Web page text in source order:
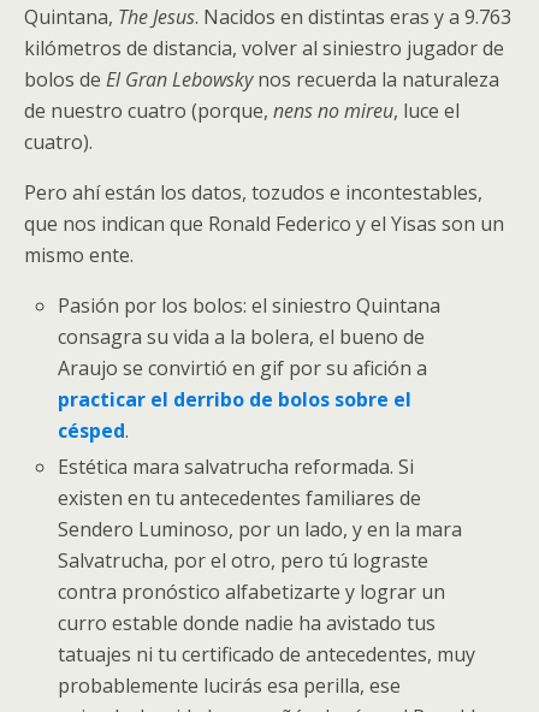
Quintana, The Jesus. Nacidos en distintas eras y a 9.763
kilómetros de distancia, volver al siniestro jugador de
bolos de El Gran Lebowskynos recuerda la naturaleza
de nuestro cuatro (porque, nens no mireu, luce el
cuatro).
Pero ahí están los datos, tozudos e incontestables,
que nos indican que Ronald Federico y el Yisas son un
mismo ente.
Pasión por los bolos: el siniestro Quintana
consagra su vida a la bolera, el bueno de
Araujo se convirtió en gif por su afición a
practicar el derribo de bolos sobre el
césped.
Estética mara salvatrucha reformada. Si
existen en tu antecedentes familiares de
Sendero Luminoso, por un lado, y en la mara
Salvatrucha, por el otro, pero tú lograste
contra pronóstico alfabetizarte y lograr un
curro estable donde nadie ha avistado tus
tatuajes ni tu certificado de antecedentes, muy
probablemente lucirás esa perilla, ese